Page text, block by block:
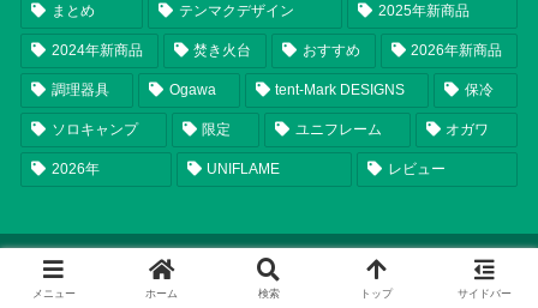
まとめ テンマクデザイン 2025年新商品
2024年新商品 焚き火台 おすすめ 2026年新商品
調理器具 Ogawa tent-Mark DESIGNS 保冷
ソロキャンプ 限定 ユニフレーム オガワ
2026年 UNIFLAME レビュー
メニュー ホーム 検索 トップ サイドバー